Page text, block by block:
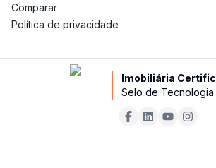
Comparar
Política de privacidade
Imobiliária
Selo de Tecnologia